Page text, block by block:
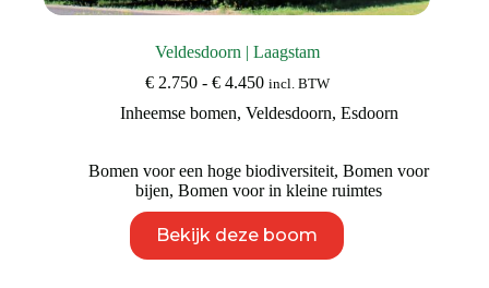
Veldesdoorn | Laagstam
€2.750 - €4.450Prijsklasse:
tot
incl. BTW
Inheemse bomen, Veldesdoorn, Esdoorn
Bomen voor een hoge biodiversiteit,Bomen voor
bijen,Bomen voor in kleine ruimtes
Bekijk deze boom
product
heeft